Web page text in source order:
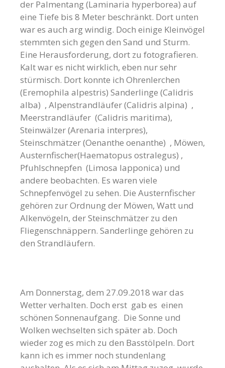
der Palmentang (Laminaria hyperborea) auf
eine Tiefe bis 8 Meter beschränkt. Dort unten
war es auch arg windig. Doch einige Kleinvögel
stemmten sich gegen den Sand und Sturm.
Eine Herausforderung, dort zu fotografieren.
Kalt war es nicht wirklich, eben nur sehr
stürmisch. Dort konnte ich Ohrenlerchen
(Eremophila alpestris) Sanderlinge (Calidris
alba) , Alpenstrandläufer (Calidris alpina) ,
Meerstrandläufer (Calidris maritima),
Steinwälzer (Arenaria interpres),
Steinschmätzer (Oenanthe oenanthe) , Möwen,
Austernfischer(Haematopus ostralegus) ,
Pfuhlschnepfen (Limosa lapponica) und
andere beobachten. Es waren viele
Schnepfenvögel zu sehen. Die Austernfischer
gehören zur Ordnung der Möwen, Watt und
Alkenvögeln, der Steinschmätzer zu den
Fliegenschnäppern. Sanderlinge gehören zu
den Strandläufern.
Am Donnerstag, dem 27.09.2018 war das
Wetter verhalten. Doch erst gab es einen
schönen Sonnenaufgang. Die Sonne und
Wolken wechselten sich später ab. Doch
wieder zog es mich zu den Basstölpeln. Dort
kann ich es immer noch stundenlang